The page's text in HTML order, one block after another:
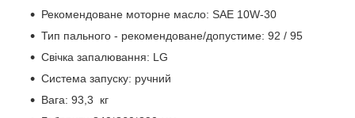
Рекомендоване моторне масло: SAE 10W-30
Тип пального - рекомендоване/допустиме: 92 / 95
Свічка запалювання: LG
Система запуску: ручний
Вага: 93,3 кг